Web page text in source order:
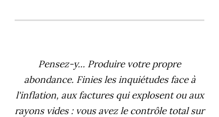
Pensez-y... Produire votre propre
abondance. Finies les inquiétudes face à
l'inflation, aux factures qui explosent ou aux
rayons vides : vous avez le contrôle total sur